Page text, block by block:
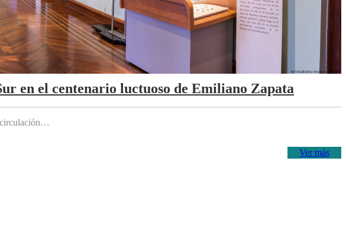
en el centenario luctuoso de Emiliano Zapata
circulación…
Ver más